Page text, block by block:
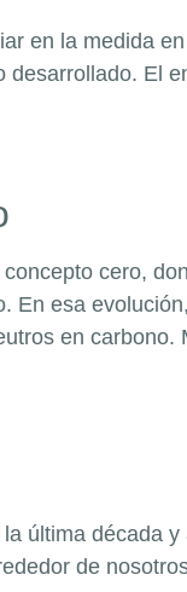
en la medida
El
cero,
En esa
en
última década
de